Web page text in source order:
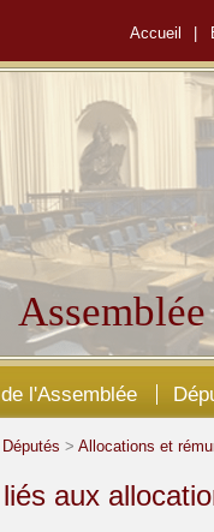
Accueil
l'Assemblée
Députés > Allocations et
aux